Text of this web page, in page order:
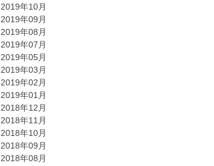
2019年10月
2019年09月
2019年08月
2019年07月
2019年05月
2019年03月
2019年02月
2019年01月
2018年12月
2018年11月
2018年10月
2018年09月
2018年08月